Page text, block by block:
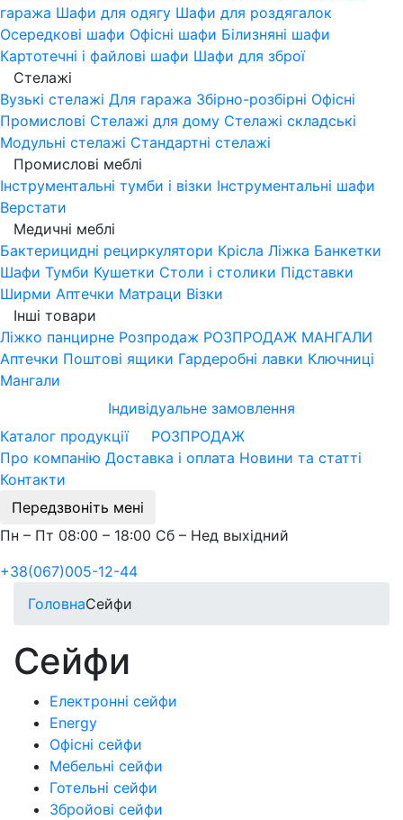
гаража Шафи для одягу Шафи для роздягалок
Осередкові шафи Офісні шафи Білизняні шафи
Картотечні і файлові шафи Шафи для зброї
Стелажі
Вузькі стелажі Для гаража Збірно-розбірні Офісні
Промислові Стелажі для дому Стелажі складські
Модульні стелажі Стандартні стелажі
Промислові меблі
Інструментальні тумби і візки Інструментальні шафи
Верстати
Медичні меблі
Бактерицидні рециркулятори Крісла Ліжка Банкетки
Шафи Тумби Кушетки Столи і столики Підставки
Ширми Аптечки Матраци Візки
Інші товари
Ліжко панцирне Розпродаж РОЗПРОДАЖ МАНГАЛИ
Аптечки Поштові ящики Гардеробні лавки Ключниці
Мангали
Індивідуальне замовлення
Каталог продукції
РОЗПРОДАЖ
Про компанію Доставка і оплата Новини та статті
Контакти
Передзвоніть мені
Пн – Пт 08:00 – 18:00 Сб – Нед выхідний
+38(067)005-12-44
ГоловнаСейфи
Сейфи
Електронні сейфи
Energy
Офісні сейфи
Мебельні сейфи
Готельні сейфи
Збройові сейфи